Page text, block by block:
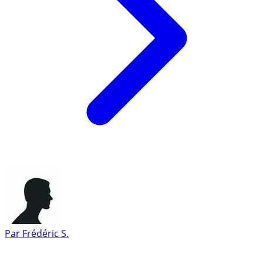
Par Frédéric S.